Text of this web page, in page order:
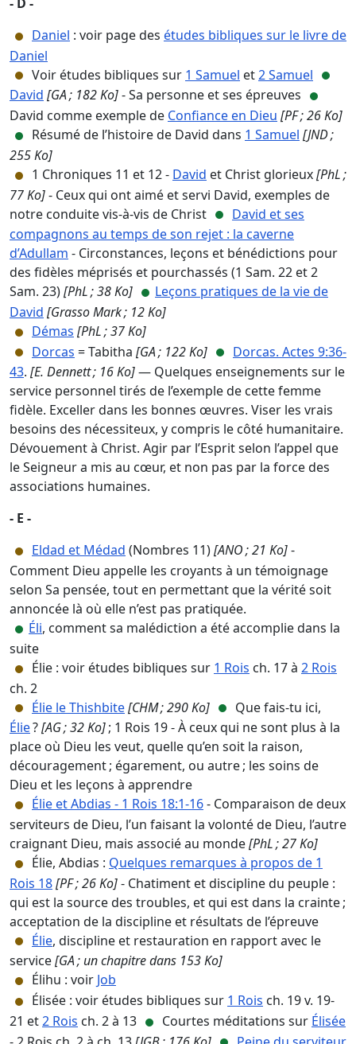
Daniel : voir page des études bibliques sur le livre de
Daniel
Voir études bibliques sur 1 Samuel et2 Samuel
David [GA ; 182 Ko]- Sa personne et ses épreuves
David comme exemple de Confiance en Dieu [PF ; 26 Ko]
Résumé de l’histoire de David dans 1 Samuel [JND ;
255 Ko]
1 Chroniques 11 et 12 - David et Christ glorieux[PhL ;
77 Ko]- Ceux qui ont aimé et servi David, exemples de
notre conduite vis-à-vis de Christ
David et ses
compagnons au temps de son rejet : la caverne
d’Adullam - Circonstances, leçons et bénédictions pour
des fidèles méprisés et pourchassés (1 Sam. 22 et 2
Sam. 23)[PhL ; 38 Ko]
Leçons pratiques de la vie de
David [Grasso Mark ; 12 Ko]
Démas [PhL ; 37 Ko]
Dorcas = Tabitha [GA ; 122 Ko]
Dorcas. Actes 9:36-
43. [E. Dennett ; 16 Ko]— Quelques enseignements sur le
service personnel tirés de l’exemple de cette femme
fidèle. Exceller dans les bonnes œuvres. Viser les vrais
besoins des nécessiteux, y compris le côté humanitaire.
Dévouement à Christ. Agir par l’Esprit selon l’appel que
le Seigneur a mis au cœur, et non pas par la force des
associations humaines.
- E -
Eldad et Médad (Nombres 11)[ANO ; 21 Ko]-
Comment Dieu appelle les croyants à un témoignage
selon Sa pensée, tout en permettant que la vérité soit
annoncée là où elle n’est pas pratiquée.
Éli, comment sa malédiction a été accomplie dans la
suite
Élie : voir études bibliques sur 1 Rois ch. 17 à 2 Rois
ch. 2
Élie le Thishbite[CHM ; 290 Ko]
Que fais-tu ici,
Élie?[AG ; 32 Ko]; 1 Rois 19 - À ceux qui ne sont plus à la
place où Dieu les veut, quelle qu’en soit la raison,
découragement ; égarement, ou autre ; les soins de
Dieu et les leçons à apprendre
Élie et Abdias - 1 Rois 18:1-16- Comparaison de deux
serviteurs de Dieu, l’un faisant la volonté de Dieu, l’autre
craignant Dieu, mais associé au monde[PhL ; 27 Ko]
Élie, Abdias : Quelques remarques à propos de 1
Rois 18[PF ; 26 Ko]- Chatiment et discipline du peuple :
qui est la source des troubles, et qui est dans la crainte ;
acceptation de la discipline et résultats de l’épreuve
Élie, discipline et restauration en rapport avec le
service[GA ; un chapitre dans 153 Ko]
Élihu : voir Job
Élisée : voir études bibliques sur 1 Rois ch. 19 v. 19-
21 et2 Rois ch. 2 à 13 Courtes méditations sur Élisée